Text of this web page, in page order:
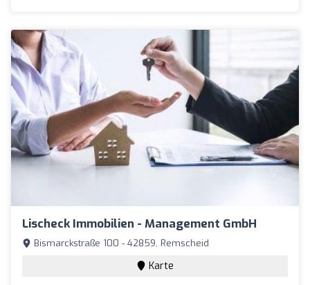
Lischeck Immobilien - Management GmbH
Bismarckstraße 100 - 42859, Remscheid
Karte